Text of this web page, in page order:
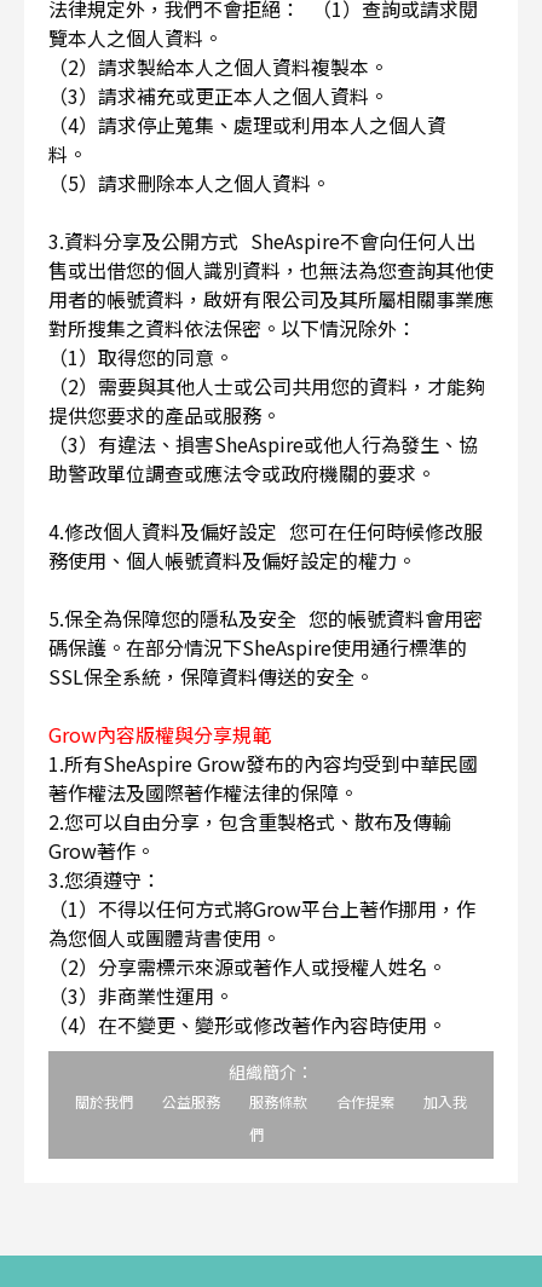
法律規定外，我們不會拒絕： （1）查詢或請求閱
覽本人之個人資料。
（2）請求製給本人之個人資料複製本。
（3）請求補充或更正本人之個人資料。
（4）請求停止蒐集、處理或利用本人之個人資
料。
（5）請求刪除本人之個人資料。
3.資料分享及公開方式 SheAspire不會向任何人出
售或出借您的個人識別資料，也無法為您查詢其他使
用者的帳號資料，啟妍有限公司及其所屬相關事業應
對所搜集之資料依法保密。以下情況除外：
（1）取得您的同意。
（2）需要與其他人士或公司共用您的資料，才能夠
提供您要求的產品或服務。
（3）有違法、損害SheAspire或他人行為發生、協
助警政單位調查或應法令或政府機關的要求。
4.修改個人資料及偏好設定 您可在任何時候修改服
務使用、個人帳號資料及偏好設定的權力。
5.保全為保障您的隱私及安全 您的帳號資料會用密
碼保護。在部分情況下SheAspire使用通行標準的
SSL保全系統，保障資料傳送的安全。
Grow內容版權與分享規範
1.所有SheAspire Grow發布的內容均受到中華民國
著作權法及國際著作權法律的保障。
2.您可以自由分享，包含重製格式、散布及傳輸
Grow著作。
3.您須遵守：
（1）不得以任何方式將Grow平台上著作挪用，作
為您個人或團體背書使用。
（2）分享需標示來源或著作人或授權人姓名。
（3）非商業性運用。
（4）在不變更、變形或修改著作內容時使用。
組織簡介：
關於我們 公益服務 服務條款 合作提案
加入我
們